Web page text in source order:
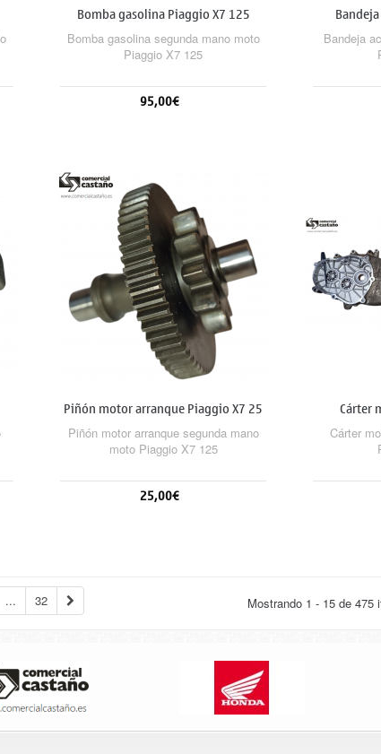
Bomba gasolina Piaggio X7 125
Bomba gasolina segunda mano moto
Piaggio X7 125
95,00€
Bandeja
Piñón motor arranque Piaggio X7 25
Piñón motor arranque segunda mano
moto Piaggio X7 125
25,00€
Cárter
Cárter
... 32 Mostrando 1 - 15 de 475